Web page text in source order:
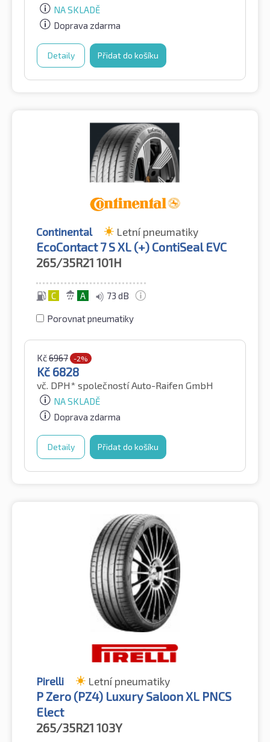
NA SKLADĚ
Doprava zdarma
Detaily Přidat do košíku
Continental Letní pneumatiky
EcoContact 7 S XL (+) ContiSeal EVC
265/35R21 101H
C A 73 dB
Porovnat pneumatiky
Kč6967 -2%
Kč 6828
vč. DPH* společností Auto-Raifen GmbH
NA SKLADĚ
Doprava zdarma
Detaily Přidat do košíku
Pirelli Letní pneumatiky
P Zero (PZ4) Luxury Saloon XL PNCS
Elect
265/35R21 103Y